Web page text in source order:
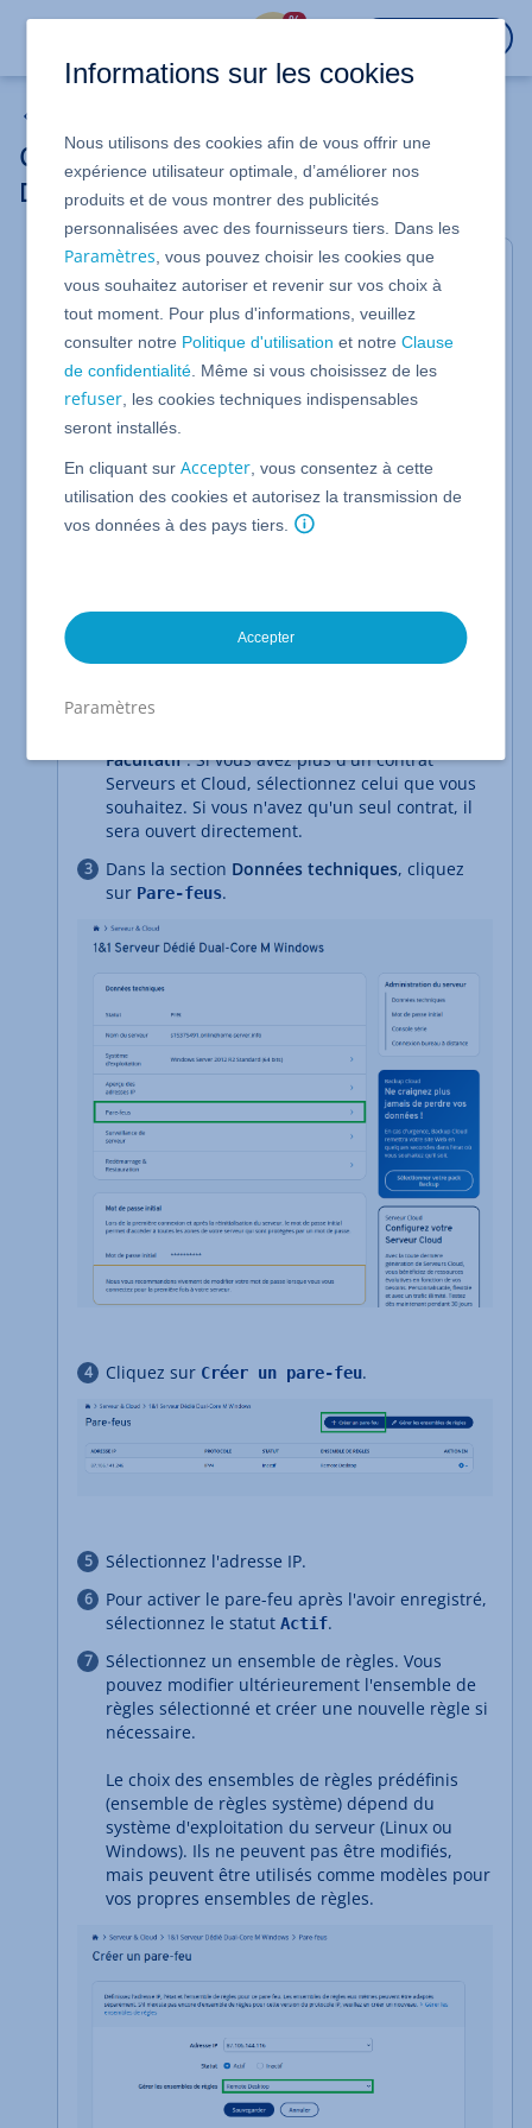
%
Configurer le pare-feu (pour Serveurs
Dédiés)
Pour les Serveurs Dédiés, les Bons plans serveurs
gérés depuis votre compte IONOS dans
l'administration des serveurs
Dans cet article, nous vous mpontrons comment
configurer le pare-feu externe IONOS pour votre
Serveur Dédié.
Le pare-feu IONOS vous offre les avantages d'un
pare-feu matériel dédié et prend en charge IPv6. De
cette manière, vous pouvez déjà filtrer les paquets
ou bloquer les accès avant même qu'ils n'atteignent
votre serveur.
comme suit :
Dans la barre de titre, cliquez sur
Facultatif: Si vous avez plus d'un contrat
Serveurs et Cloud, sélectionnez celui que vous
souhaitez. Si vous n'avez qu'un seul contrat, il
sera ouvert directement.
Dans la section Données techniques, cliquez
sur Pare-feus.
Cliquez sur Créer un pare-feu.
Sélectionnez l'adresse IP.
Pour activer le pare-feu après l'avoir enregistré,
sélectionnez le statut Actif.
Sélectionnez un ensemble de règles. Vous
pouvez modifier ultérieurement l'ensemble de
règles sélectionné et créer une nouvelle règle si
nécessaire.
Le choix des ensembles de règles prédéfinis
(ensemble de règles système) dépend du
système d'exploitation du serveur (Linux ou
Windows). Ils ne peuvent pas être modifiés,
mais peuvent être utilisés comme modèles pour
vos propres ensembles de règles.
Informations sur les cookies
Nous utilisons des cookies afin de vous offrir une
expérience utilisateur optimale, d’améliorer nos
produits et de vous montrer des publicités
personnalisées avec des fournisseurs tiers. Dans les
Paramètres , vous pouvez choisir les cookies que
vous souhaitez autoriser et revenir sur vos choix à
tout moment. Pour plus d'informations, veuillez
consulter notre Politique d'utilisation et notreClause
de confidentialité . Même si vous choisissez de les
refuser , les cookies techniques indispensables
seront installés.
En cliquant surAccepter , vous consentez à cette
utilisation des cookies et autorisez la transmission de
vos données à des pays tiers.
Accepter
Paramètres